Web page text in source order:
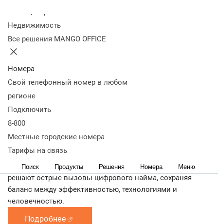
Недвижимость
Все решения MANGO OFFICE
Номера
Свой телефонный номер в любом
регионе
Подключить
8-800
Местные городские номера
Тарифы на связь
Поиск Продукты Решения Номера Меню
Где:
Онлайн
Что будет:
получите практические инсайты от лидеров отрасли, чьи
решения уже трансформируют рекрутинг в реальных
компаниях.
Каждый участник программы это не просто спикер, а
автоматизации, который делится тем, что действительно
работает. Вы получите доступ к проверенным решениям.
Это возможность увидеть, как реальные компании
решают острые вызовы цифрового найма, сохраняя
баланс между эффективностью, технологиями и
человечностью.
Подробнее